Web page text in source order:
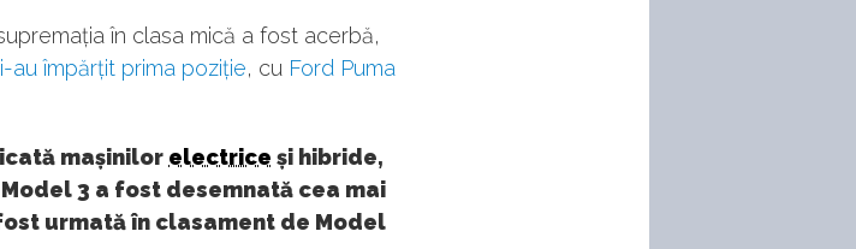
în clasa mică a fost acerbă,
au împărțit prima poziție, cu Ford Puma
mașinilor electrice și hibride,
3 a fost desemnată cea mai
urmată în clasament de Model